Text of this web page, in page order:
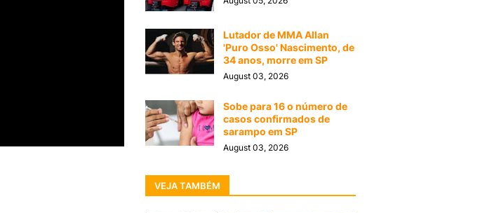
Lutador de MMA Allan
'Puro Osso' Nascimento, de
34 anos, morre em SP
August 03, 2026
Sobe para 16 o número de
casos confirmados de
sarampo em SP
August 03, 2026
VEJA TAMBÉM